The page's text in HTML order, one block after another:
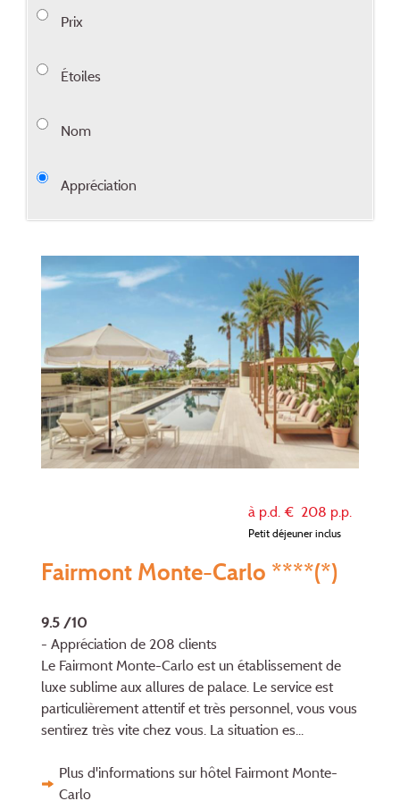
Prix
Étoiles
Nom
Appréciation
à p.d. € 208 p.p.
Petit déjeuner inclus
Fairmont Monte-Carlo ****(*)
9.5 /10
- Appréciation de 208 clients
Le Fairmont Monte-Carlo est un établissement de
luxe sublime aux allures de palace. Le service est
particulière­ment attentif et très personnel, vous vous
sentirez très vite chez vous. La situation es...
Plus d'informations sur hôtel Fairmont Monte-
Carlo